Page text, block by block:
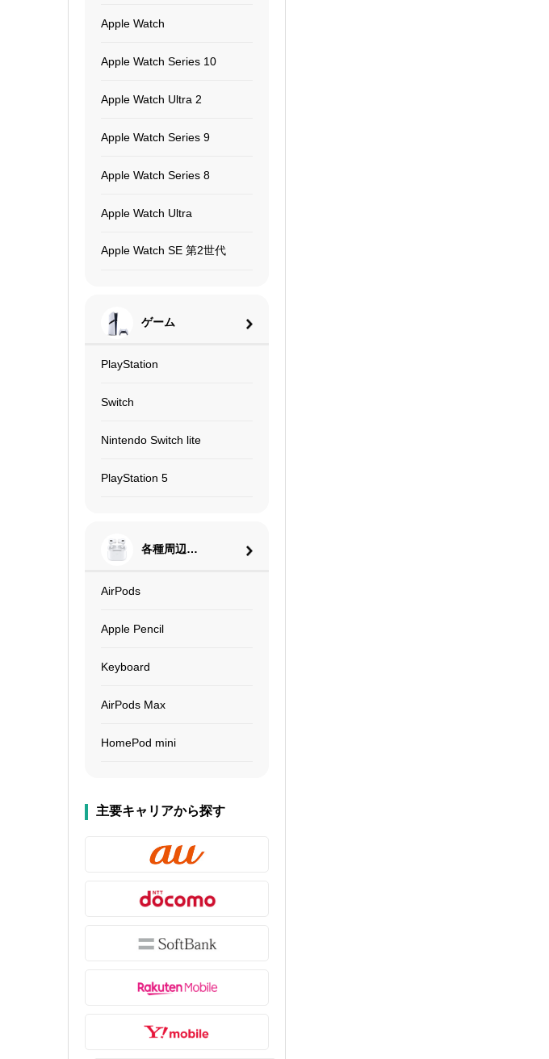
Apple Watch
Apple Watch Series 10
Apple Watch Ultra 2
Apple Watch Series 9
Apple Watch Series 8
Apple Watch Ultra
Apple Watch SE 第2世代
ゲーム
PlayStation
Switch
Nintendo Switch lite
PlayStation 5
各種周辺機
AirPods
Apple Pencil
Keyboard
AirPods Max
HomePod mini
主要キャリアから探す